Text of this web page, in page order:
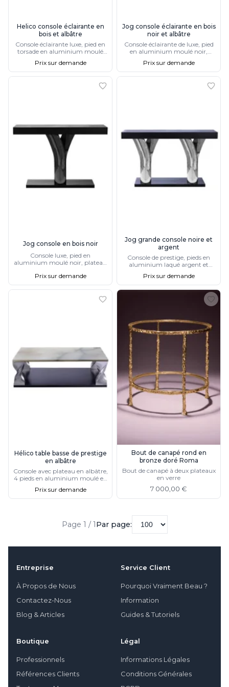
Helico console éclairante en
bois et albâtre
Console éclairante luxe, pied en
torsade en aluminium moulé
noir, éclairage LED
Prix sur demande
Jog console éclairante en bois
noir et albâtre
Console éclairante de luxe, pied
en aluminium moulé noir,
éclairage LED
Prix sur demande
Jog console en bois noir
Console luxe, pied en
aluminium moulé noir, plateau
Prix sur demande
Jog grande console noire et
argent
Console de prestige, pieds en
aluminium laqué argent et
noir satiné
Prix sur demande
Hélico table basse de prestige
en albâtre
Console avec plateau en albâtre,
4 pieds en aluminium moulé en
plaqué noir
Prix sur demande
Bout de canapé rond en
bronze doré Roma
Bout de canapé à deux plateaux
en verre
7 000,00 €
Page 1 / 1Par page:
Entreprise
À Propos de Nous
Contactez-Nous
Blog & Articles
Service Client
Pourquoi Vraiment Beau ?
Information
Guides & Tutoriels
Boutique
Professionnels
Références Clients
Légal
Informations Légales
Conditions Générales